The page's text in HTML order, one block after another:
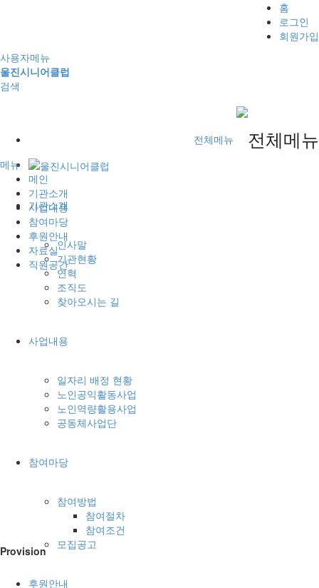
홈
로그인
회원가입
사용자메뉴
울진시니어클럽
검색
전체메뉴
기관소개
인사말
기관현황
연혁
조직도
찾아오시는 길
사업내용
일자리 배정 현황
노인공익활동사업
노인역량활용사업
공동체사업단
참여마당
참여방법
참여절차
참여조건
모집공고
후원안내
메뉴
메인
기관소개
사업내용
참여마당
후원안내
자료실
직원공간
Provision